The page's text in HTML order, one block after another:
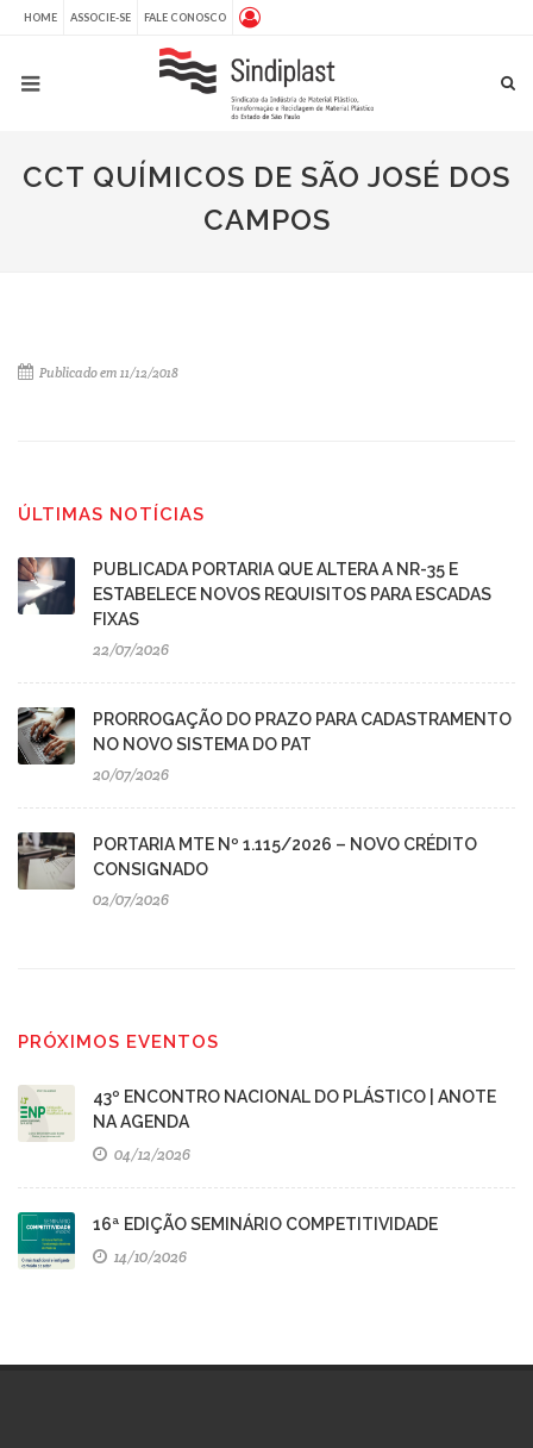
HOME ASSOCIE-SE FALE CONOSCO
CCT QUÍMICOS DE SÃO JOSÉ DOS
CAMPOS
Publicado em 11/12/2018
ÚLTIMAS NOTÍCIAS
PUBLICADA PORTARIA QUE ALTERA A NR-35 E
ESTABELECE NOVOS REQUISITOS PARA ESCADAS
FIXAS
22/07/2026
PRORROGAÇÃO DO PRAZO PARA CADASTRAMENTO
NO NOVO SISTEMA DO PAT
20/07/2026
PORTARIA MTE Nº 1.115/2026 – NOVO CRÉDITO
CONSIGNADO
02/07/2026
PRÓXIMOS EVENTOS
43º ENCONTRO NACIONAL DO PLÁSTICO | ANOTE
NA AGENDA
04/12/2026
16ª EDIÇÃO SEMINÁRIO COMPETITIVIDADE
14/10/2026